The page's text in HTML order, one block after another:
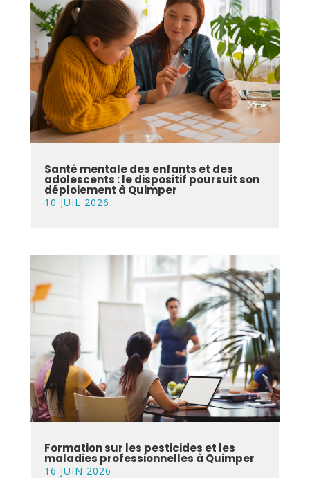
Santé mentale des enfants et des
adolescents : le dispositif poursuit son
déploiement à Quimper
10 JUIL 2026
Formation sur les pesticides et les
maladies professionnelles à Quimper
16 JUIN 2026